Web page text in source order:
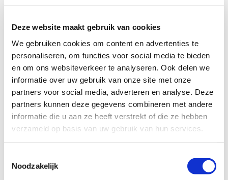
Deze website maakt gebruik van cookies
We gebruiken cookies om content en advertenties te
personaliseren, om functies voor social media te bieden
en om ons websiteverkeer te analyseren. Ook delen we
informatie over uw gebruik van onze site met onze
partners voor social media, adverteren en analyse. Deze
partners kunnen deze gegevens combineren met andere
informatie die u aan ze heeft verstrekt of die ze hebben
verzameld op basis van uw gebruik van hun services.
Noodzakelijk
Profiel steungezin
Wij zoeken twee steungezinnen in de plaats
Schagen die:
• doordeweeks één van de jongens van school
zou kunnen halen. De jongste bij voorkeur op
woensdag;
Waldervaart (voor de jongste van 5 jaar).